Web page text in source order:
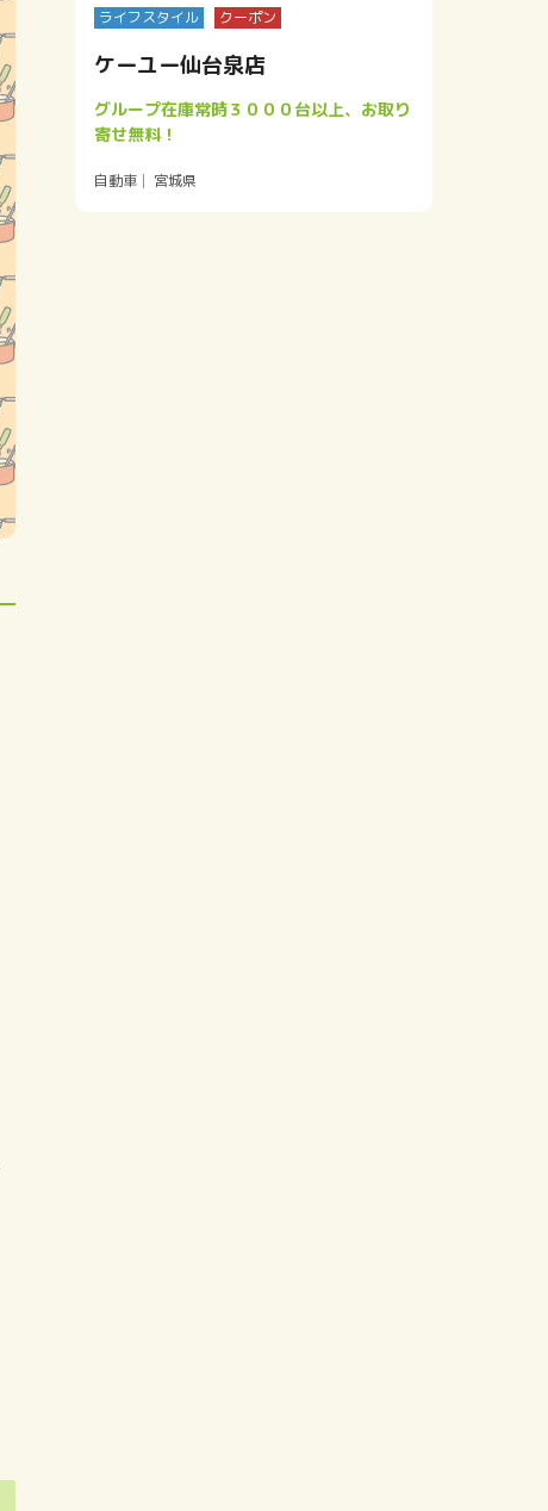
ライフスタイル クーポン
ケーユー仙台泉店
グループ在庫常時３０００台以上、お取り
寄せ無料！
自動車 宮城県